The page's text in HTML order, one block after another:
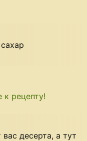
к рецепту!
десерта, а тут